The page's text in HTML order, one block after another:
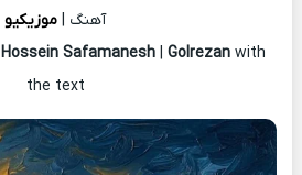
آهنگ | موزیکیو
Hossein Safamanesh| Golrezan with
the text